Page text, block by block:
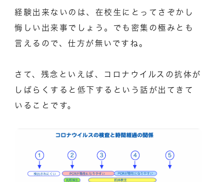
経験出来ないのは、在校生にとってさぞかし
悔しい出来事でしょう。でも密集の極みとも
言えるので、仕方が無いですね。
さて、残念といえば、コロナウイルスの抗体が
しばらくすると低下するという話が出てきて
いることです。